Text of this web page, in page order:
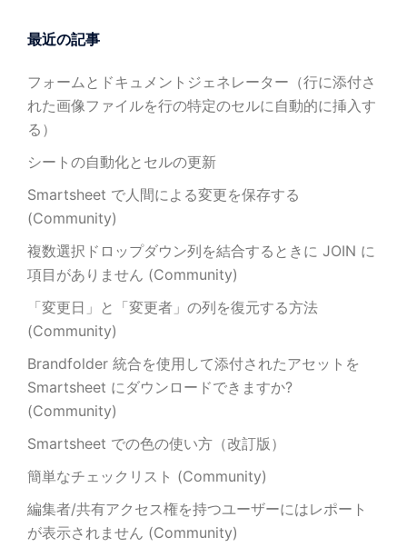
最近の記事
フォームとドキュメントジェネレーター（行に添付さ
れた画像ファイルを行の特定のセルに自動的に挿入す
る）
シートの自動化とセルの更新
Smartsheet で人間による変更を保存する
(Community)
複数選択ドロップダウン列を結合するときに JOIN に
項目がありません (Community)
「変更日」と「変更者」の列を復元する方法
(Community)
Brandfolder 統合を使用して添付されたアセットを
Smartsheet にダウンロードできますか?
(Community)
Smartsheet での色の使い方（改訂版）
簡単なチェックリスト (Community)
編集者/共有アクセス権を持つユーザーにはレポート
が表示されません (Community)